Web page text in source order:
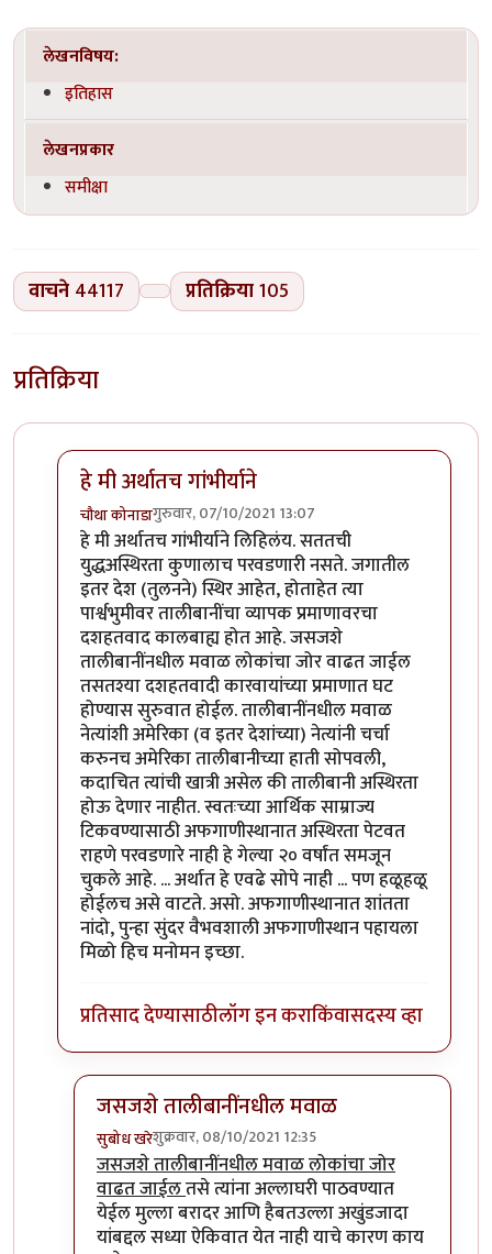
लेखनविषय:
इतिहास
लेखनप्रकार
समीक्षा
वाचने 44117 प्रतिक्रिया105
प्रतिक्रिया
हे मी अर्थातच गांभीर्याने
चौथा कोनाडागुरुवार, 07/10/2021 13:07
In reply toहे गंमत म्हणून लिहिले आहे की गांभीर्याने?
हे मी अर्थातच गांभीर्याने लिहिलंय. सततची
युद्धअस्थिरता कुणालाच परवडणारी नसते. जगातील
इतर देश (तुलनने) स्थिर आहेत, होताहेत त्या
पार्श्वभुमीवर तालीबानींचा व्यापक प्रमाणावरचा
दशहतवाद कालबाह्य होत आहे. जसजशे
तालीबानींनधील मवाळ लोकांचा जोर वाढत जाईल
तसतश्या दशहतवादी कारवायांच्या प्रमाणात घट
होण्यास सुरुवात होईल. तालीबानींनधील मवाळ
नेत्यांशी अमेरिका (व इतर देशांच्या) नेत्यांनी चर्चा
करुनच अमेरिका तालीबानीच्या हाती सोपवली,
कदाचित त्यांची खात्री असेल की तालीबानी अस्थिरता
होऊ देणार नाहीत. स्वतःच्या आर्थिक साम्राज्य
टिकवण्यासाठी अफगाणीस्थानात अस्थिरता पेटवत
राहणे परवडणारे नाही हे गेल्या २० वर्षांत समजून
चुकले आहे. ... अर्थात हे एवढे सोपे नाही ... पण हळूहळू
होईलच असे वाटते. असो. अफगाणीस्थानात शांतता
नांदो, पुन्हा सुंदर वैभवशाली अफगाणीस्थान पहायला
मिळो हिच मनोमन इच्छा.
प्रतिसाद देण्यासाठीलॉग इन कराकिंवासदस्य व्हा
जसजशे तालीबानींनधील मवाळ
सुबोध खरेशुक्रवार, 08/10/2021 12:35
In reply toहे मी अर्थातच गांभीर्यानेbyचौथा कोनाडा
जसजशे तालीबानींनधील मवाळ लोकांचा जोर
वाढत जाईलतसे त्यांना अल्लाघरी पाठवण्यात
येईल मुल्ला बरादर आणि हैबतउल्ला अखुंडजादा
यांबद्दल सध्या ऐकिवात येत नाही याचे कारण काय